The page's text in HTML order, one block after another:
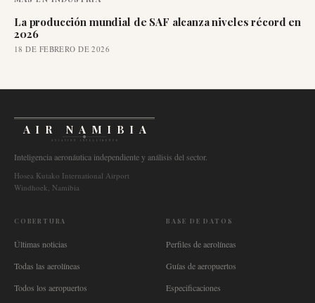
La producción mundial de SAF alcanza niveles récord en
2026
18 DE FEBRERO DE 2026
AIR NAMIBIA
AVIATION INTELLIGENCE
Inteligencia aeronáutica independiente y análisis del sector.
Hosea Kutako International Airport
Windhoek, Namibia
COBERTURA
Últimas noticias
Todas las aerolíneas
Todos los aeropuertos
BASE DE DATOS
Perfiles de aerolíneas
Guías de aeropuertos
Especificaciones